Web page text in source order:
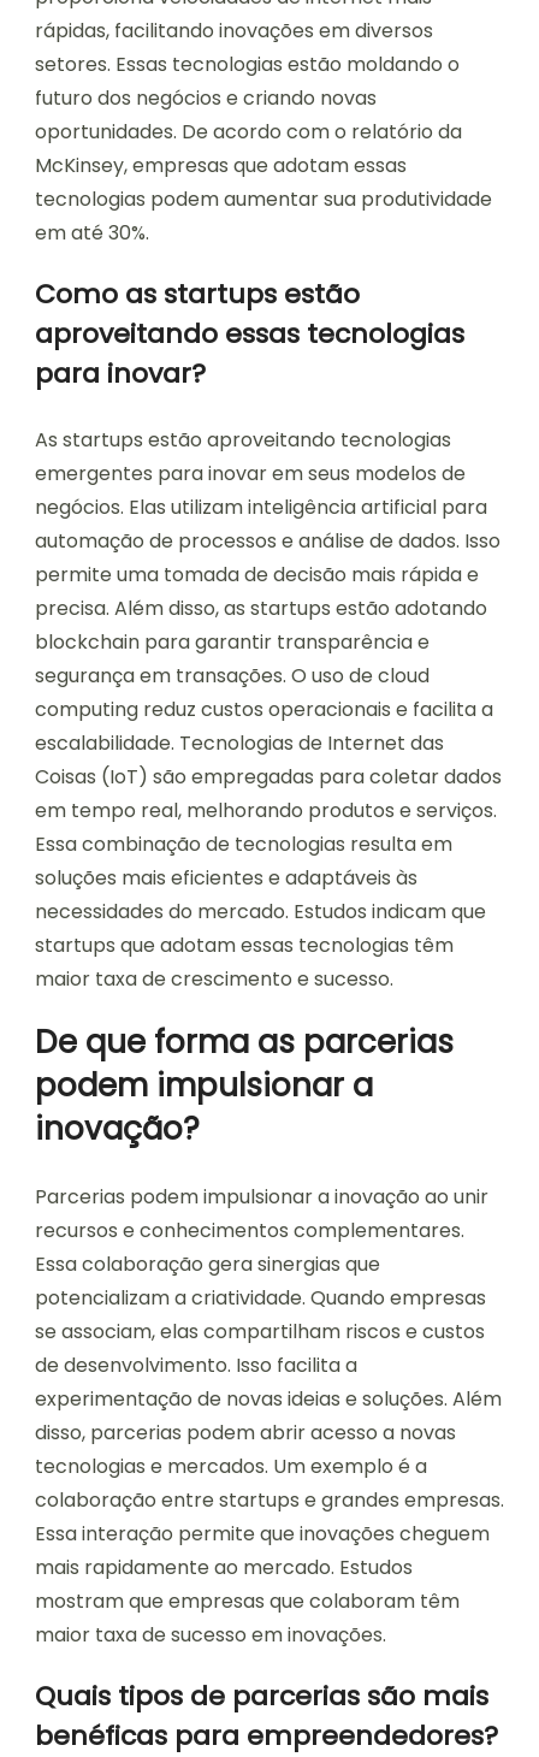
rápidas, facilitando inovações em diversos
setores. Essas tecnologias estão moldando o
futuro dos negócios e criando novas
oportunidades. De acordo com o relatório da
McKinsey, empresas que adotam essas
tecnologias podem aumentar sua produtividade
em até 30%.
Como as startups estão
aproveitando essas tecnologias
para inovar?
As startups estão aproveitando tecnologias
emergentes para inovar em seus modelos de
negócios. Elas utilizam inteligência artificial para
automação de processos e análise de dados. Isso
permite uma tomada de decisão mais rápida e
precisa. Além disso, as startups estão adotando
blockchain para garantir transparência e
segurança em transações. O uso de cloud
computing reduz custos operacionais e facilita a
escalabilidade. Tecnologias de Internet das
Coisas (IoT) são empregadas para coletar dados
em tempo real, melhorando produtos e serviços.
Essa combinação de tecnologias resulta em
soluções mais eficientes e adaptáveis às
necessidades do mercado. Estudos indicam que
startups que adotam essas tecnologias têm
maior taxa de crescimento e sucesso.
De que forma as parcerias
podem impulsionar a
inovação?
Parcerias podem impulsionar a inovação ao unir
recursos e conhecimentos complementares.
Essa colaboração gera sinergias que
potencializam a criatividade. Quando empresas
se associam, elas compartilham riscos e custos
de desenvolvimento. Isso facilita a
experimentação de novas ideias e soluções. Além
disso, parcerias podem abrir acesso a novas
tecnologias e mercados. Um exemplo é a
colaboração entre startups e grandes empresas.
Essa interação permite que inovações cheguem
mais rapidamente ao mercado. Estudos
mostram que empresas que colaboram têm
maior taxa de sucesso em inovações.
Quais tipos de parcerias são mais
benéficas para empreendedores?